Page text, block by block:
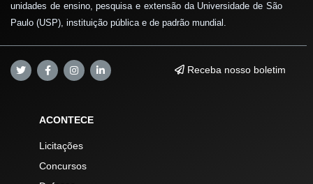
unidades de ensino, pesquisa e extensão da Universidade de São
Paulo (USP), instituição pública e de padrão mundial.
Receba nosso boletim
ACONTECE
Licitações
Concursos